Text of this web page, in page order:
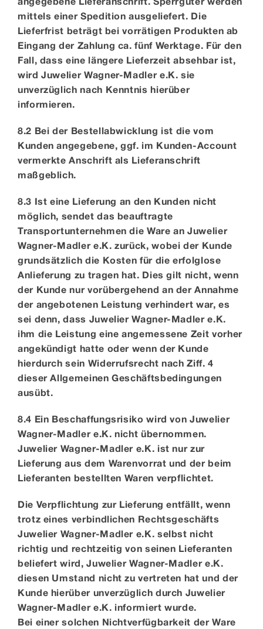
mittels einer Spedition ausgeliefert. Die
Lieferfrist beträgt bei vorrätigen Produkten ab
Eingang der Zahlung ca. fünf Werktage. Für den
Fall, dass eine längere Lieferzeit absehbar ist,
wird Juwelier Wagner-Madler e.K. sie
unverzüglich nach Kenntnis hierüber
informieren.
8.2 Bei der Bestellabwicklung ist die vom
Kunden angegebene, ggf. im Kunden-Account
vermerkte Anschrift als Lieferanschrift
maßgeblich.
8.3 Ist eine Lieferung an den Kunden nicht
möglich, sendet das beauftragte
Transportunternehmen die Ware an Juwelier
Wagner-Madler e.K. zurück, wobei der Kunde
grundsätzlich die Kosten für die erfolglose
Anlieferung zu tragen hat. Dies gilt nicht, wenn
der Kunde nur vorübergehend an der Annahme
der angebotenen Leistung verhindert war, es
sei denn, dass Juwelier Wagner-Madler e.K.
ihm die Leistung eine angemessene Zeit vorher
angekündigt hatte oder wenn der Kunde
hierdurch sein Widerrufsrecht nach Ziff. 4
dieser Allgemeinen Geschäftsbedingungen
ausübt.
8.4 Ein Beschaffungsrisiko wird von Juwelier
Wagner-Madler e.K. nicht übernommen.
Juwelier Wagner-Madler e.K. ist nur zur
Lieferung aus dem Warenvorrat und der beim
Lieferanten bestellten Waren verpflichtet.
Die Verpflichtung zur Lieferung entfällt, wenn
trotz eines verbindlichen Rechtsgeschäfts
Juwelier Wagner-Madler e.K. selbst nicht
richtig und rechtzeitig von seinen Lieferanten
beliefert wird, Juwelier Wagner-Madler e.K.
diesen Umstand nicht zu vertreten hat und der
Kunde hierüber unverzüglich durch Juwelier
Wagner-Madler e.K. informiert wurde.
Bei einer solchen Nichtverfügbarkeit der Ware